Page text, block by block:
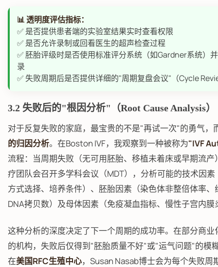
📊 透明度评估指标：
✅ 是否提供患者端的实验室结果实时查看权限
✅ 是否允许录制或回看医生的超声检查过程
✅ 胚胎评级时是否使用标准评分系统（如Gardner系统）
录
✅ 失败周期后是否提供详细的"周期复盘会议"（Cycle
3.2 失败后的"根因分析"（Root Cause Analysis）
对于反复失败的家庭，最宝贵的不是"再试一次"的勇气，
的归因分析。在Boston IVF，我观察到一种被称为"IVF
流程：当周期失败（无可用胚胎、移植未着床或早期流产
疗团队会召开多学科会议（MDT），分析可能的技术因素
方式选择、培养条件）、胚胎因素（染色体非整倍体率、
DNA拷贝数）及母体因素（免疫凝血指标、慢性子宫内膜
这种分析的深度决定了下一个周期的成功率。在部分商业
的机构，失败后仅得到"胚胎质量不好"或"运气问题"的模
在美国RFC生殖中心，Susan Nasab博士会为每个失败周